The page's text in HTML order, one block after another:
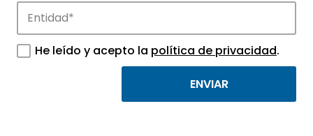
Entrevistamos a
Eduard Vicente,
He leído y acepto la política de privacidad.